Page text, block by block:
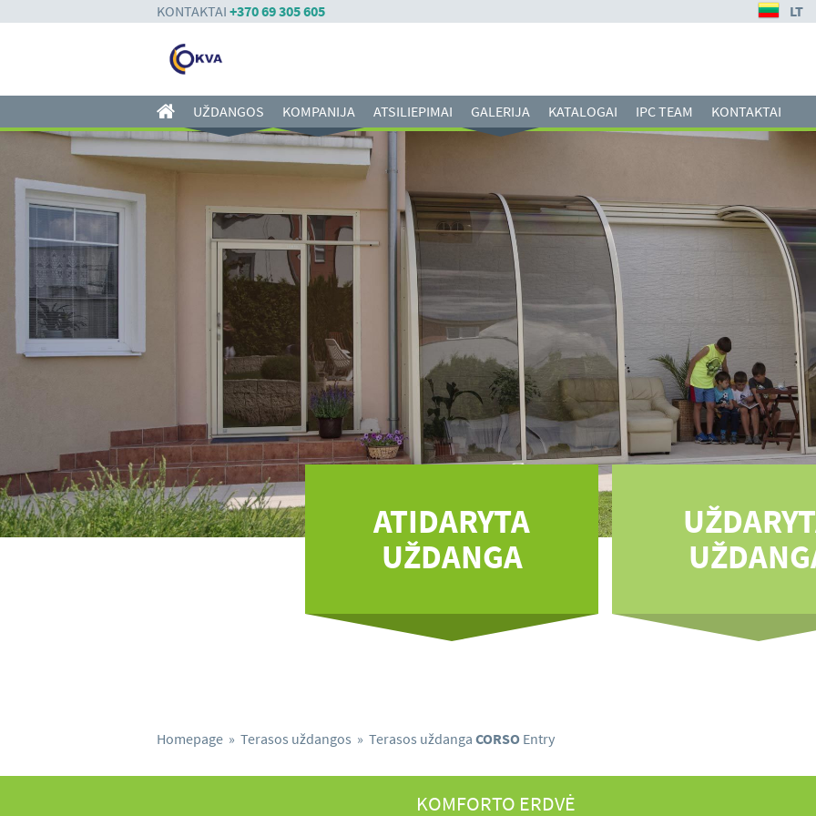
KONTAKTAI +370 69 305 605 LT
UŽDANGOS KOMPANIJA ATSILIEPIMAI GALERIJA KATALOGAI IPC TEAM KONTAKTAI
ATIDARYTA
UŽDANGA
Homepage » Terasos uždangos » Terasos uždanga CORSO Entry
KOMFORTO ERDVĖ